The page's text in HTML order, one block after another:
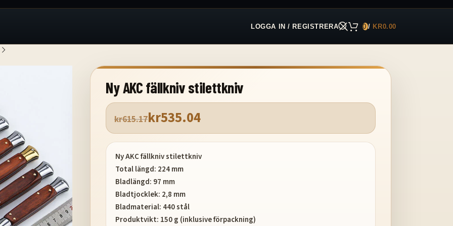
LOGGA IN / REGISTRERA 0/ KR0.00
Ny AKC fällkniv stilettkniv
kr615.17kr535.04
Ny AKC fällkniv stilettkniv
Total längd: 224 mm
Bladlängd: 97 mm
Bladtjocklek: 2,8 mm
Bladmaterial: 440 stål
Produktvikt: 150 g (inklusive förpackning)